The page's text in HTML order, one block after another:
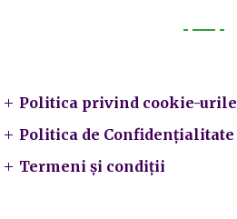
Politica privind cookie-urile
Politica de Confidențialitate
Termeni și condiții